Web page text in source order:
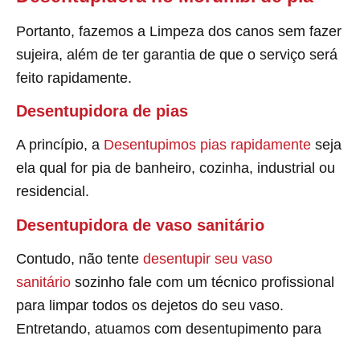
Portanto, fazemos a Limpeza dos canos sem fazer
sujeira, além de ter garantia de que o serviço será
feito rapidamente.
Desentupidora de pias
A princípio, a Desentupimos pias rapidamente seja
ela qual for pia de banheiro, cozinha, industrial ou
residencial.
Desentupidora de vaso sanitário
Contudo, não tente desentupir seu vaso
sanitário sozinho fale com um técnico profissional
para limpar todos os dejetos do seu vaso.
Entretando, atuamos com desentupimento para